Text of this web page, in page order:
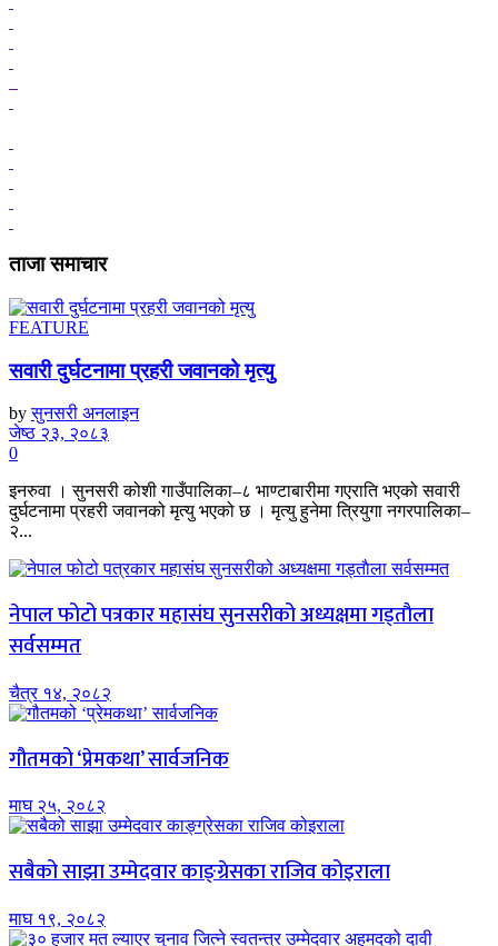
ताजा समाचार
FEATURE
सवारी दुर्घटनामा प्रहरी जवानको मृत्यु
by सुनसरी अनलाइन
जेष्ठ २३, २०८३
0
इनरुवा । सुनसरी कोशी गाउँपालिका–८ भाण्टाबारीमा गएराति भएको सवारी
दुर्घटनामा प्रहरी जवानको मृत्यु भएको छ । मृत्यु हुनेमा त्रियुगा नगरपालिका–
२...
नेपाल फोटो पत्रकार महासंघ सुनसरीको अध्यक्षमा गड्ताैला
सर्वसम्मत
चैत्र १४, २०८२
गौतमको ‘प्रेमकथा’ सार्वजनिक
माघ २५, २०८२
सबैको साझा उम्मेदवार काङ्ग्रेसका राजिव कोइराला
माघ १९, २०८२